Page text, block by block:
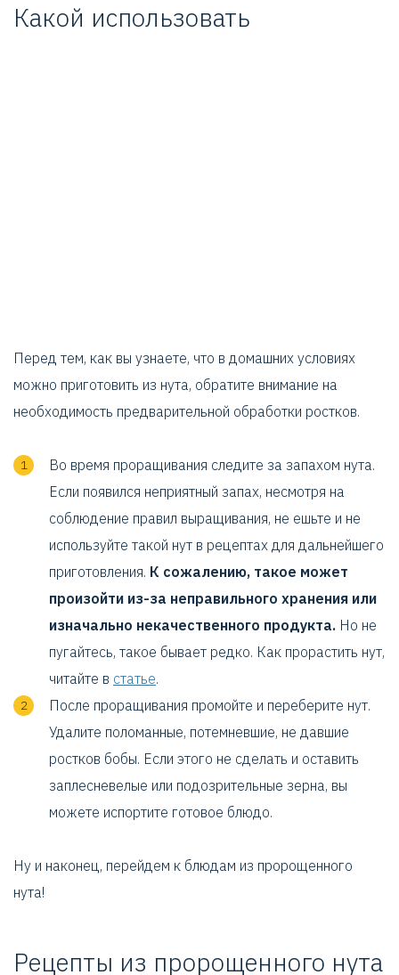
Какой использовать
Перед тем, как вы узнаете, что в домашних условиях
можно приготовить из нута, обратите внимание на
необходимость предварительной обработки ростков.
Во время проращивания следите за запахом нута.
Если появился неприятный запах, несмотря на
соблюдение правил выращивания, не ешьте и не
используйте такой нут в рецептах для дальнейшего
приготовления. К сожалению, такое может
произойти из-за неправильного хранения или
изначально некачественного продукта. Но не
пугайтесь, такое бывает редко. Как прорастить нут,
читайте в статье.
После проращивания промойте и переберите нут.
Удалите поломанные, потемневшие, не давшие
ростков бобы. Если этого не сделать и оставить
заплесневелые или подозрительные зерна, вы
можете испортите готовое блюдо.
Ну и наконец, перейдем к блюдам из пророщенного
нута!
Рецепты из пророщенного нута